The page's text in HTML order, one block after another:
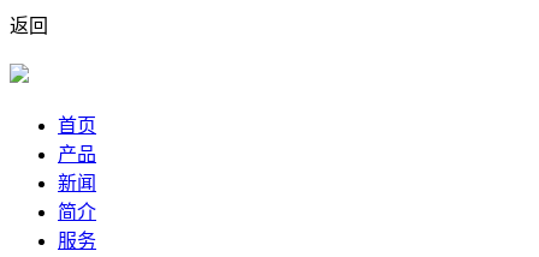
返回
首页
产品
新闻
简介
服务